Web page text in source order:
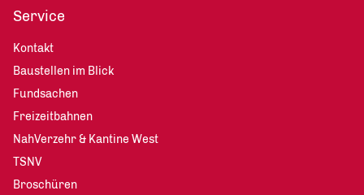
Service
Kontakt
Baustellen im Blick
Fundsachen
Freizeitbahnen
NahVerzehr & Kantine West
TSNV
Broschüren